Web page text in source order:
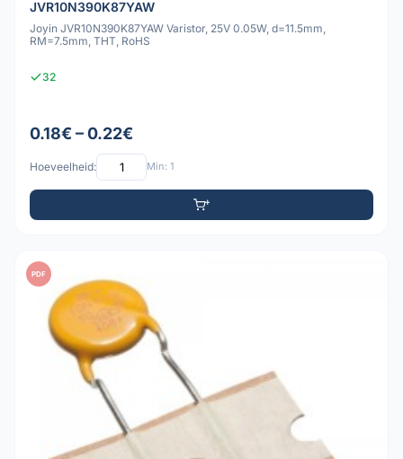
JVR10N390K87YAW
Joyin JVR10N390K87YAW Varistor, 25V 0.05W, d=11.5mm,
RM=7.5mm, THT, RoHS
32
0.18€ – 0.22€
Hoeveelheid: Min: 1
PDF